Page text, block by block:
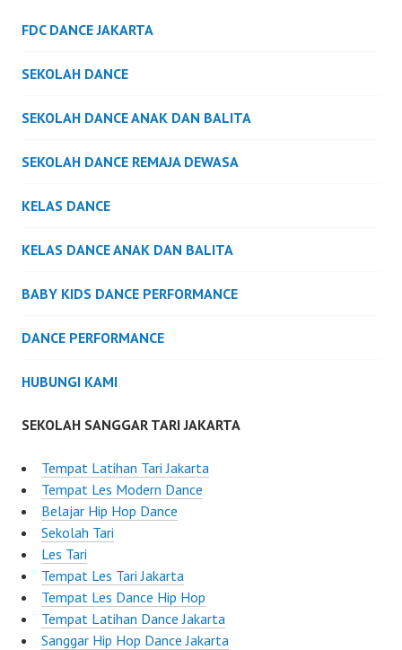
FDC DANCE JAKARTA
SEKOLAH DANCE
SEKOLAH DANCE ANAK DAN BALITA
SEKOLAH DANCE REMAJA DEWASA
KELAS DANCE
KELAS DANCE ANAK DAN BALITA
BABY KIDS DANCE PERFORMANCE
DANCE PERFORMANCE
HUBUNGI KAMI
SEKOLAH SANGGAR TARI JAKARTA
Tempat Latihan Tari Jakarta
Tempat Les Modern Dance
Belajar Hip Hop Dance
Sekolah Tari
Les Tari
Tempat Les Tari Jakarta
Tempat Les Dance Hip Hop
Tempat Latihan Dance Jakarta
Sanggar Hip Hop Dance Jakarta